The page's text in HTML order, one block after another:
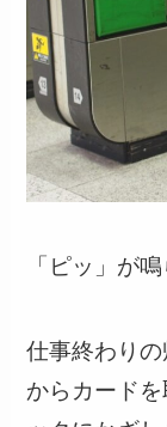
「ピッ」が
仕事終わり
からカード